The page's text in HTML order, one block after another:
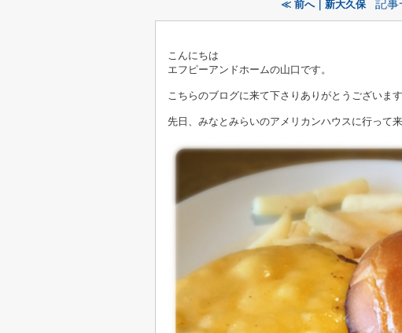
≪ 前へ｜新大久保 記事
こんにちは
エフピーアンドホームの山口です。
こちらのブログに来て下さりありがとうございます
先日、みなとみらいのアメリカンハウスに行って来